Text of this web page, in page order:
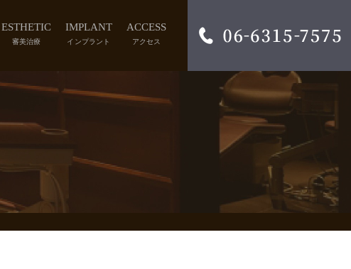
ESTHETIC
審美治療
IMPLANT
インプラント
ACCESS
アクセス